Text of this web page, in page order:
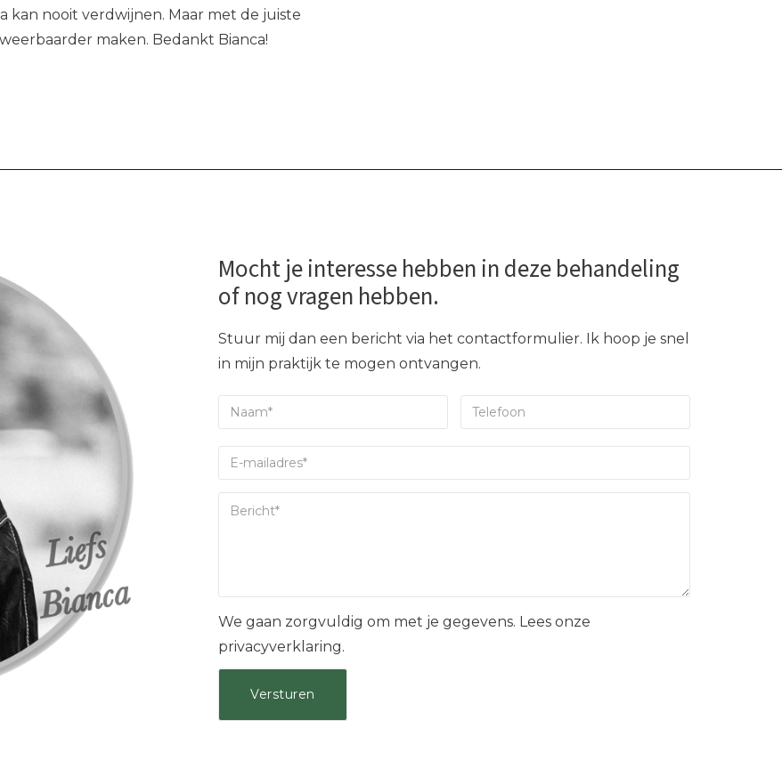
kan nooit verdwijnen. Maar met de juiste
maken. Bedankt Bianca!
Mocht je interesse hebben in deze behandeling
of nog vragen hebben.
Stuur mij dan een bericht via het contactformulier. Ik hoop je snel
in mijn praktijk te mogen ontvangen.
We gaan zorgvuldig om met je gegevens. Lees onze
privacyverklaring.